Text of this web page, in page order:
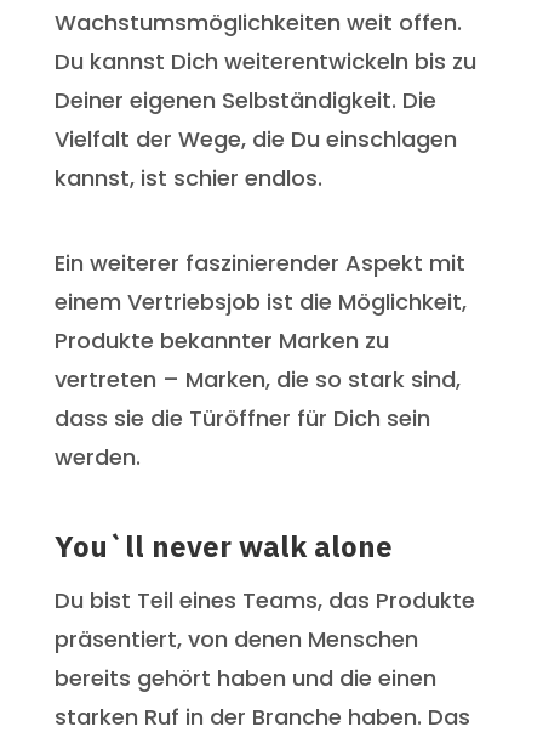
Wachstumsmöglichkeiten weit offen.
Du kannst Dich weiterentwickeln bis zu
Deiner eigenen Selbständigkeit. Die
Vielfalt der Wege, die Du einschlagen
kannst, ist schier endlos.
Ein weiterer faszinierender Aspekt mit
einem Vertriebsjob ist die Möglichkeit,
Produkte bekannter Marken zu
vertreten – Marken, die so stark sind,
dass sie die Türöffner für Dich sein
werden.
You`ll never walk alone
Du bist Teil eines Teams, das Produkte
präsentiert, von denen Menschen
bereits gehört haben und die einen
starken Ruf in der Branche haben. Das